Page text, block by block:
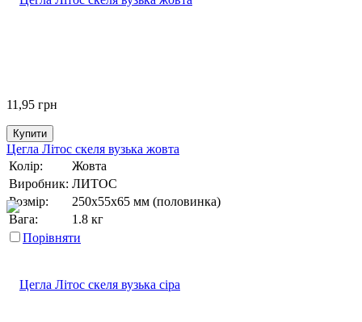
11,95 грн
Купити
Цегла Літос скеля вузька жовта
Колір:
Жовта
Виробник: ЛИТОС
Розмір:
250х55х65 мм (половинка)
Вага:
1.8 кг
Порівняти